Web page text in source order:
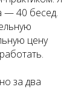
— 40 бесед.
цену
за два